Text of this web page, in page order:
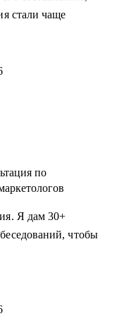
рекомендации, что и
с карьерой
резюме и
стали чаще
по
Я дам 30+
чтобы